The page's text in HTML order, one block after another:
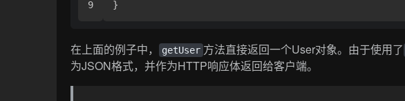
在上面的例子中， getUser 方法直接返回一个User对象。由于使用了
为JSON格式，并作为HTTP响应体返回给客户端。